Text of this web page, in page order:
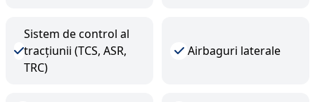
Sistem de control al
tracțiunii (TCS, ASR,
TRC)
Airbaguri laterale